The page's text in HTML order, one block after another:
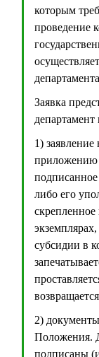
которым
проведение
Заявка
1) заявление
либо его
субсидии в
2)
Положения.
подписаны